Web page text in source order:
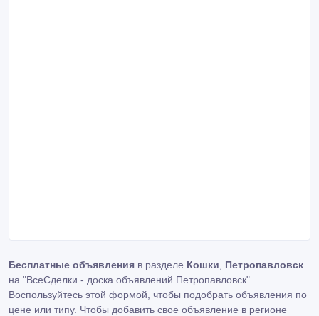
Бесплатные объявления в разделе Кошки
Петропавловск
на "ВсеСделки - доска объявлений Петропавловск".
Воспользуйтесь этой формой, чтобы подобрать объявления по
цене или типу. Чтобы добавить свое объявление в регионе